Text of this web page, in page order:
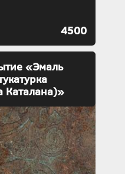
4500
«Эмаль
Каталана)»